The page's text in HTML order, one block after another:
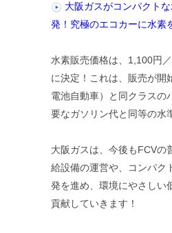
大阪ガスがコンパクト
発！究極のエコカーに水素
水素販売価格は、1,100円／
に決定！これは、販売が開
電池自動車）と同クラスの
要なガソリン代と同等の水
大阪ガスは、今後もFCVの
給設備の運営や、コンパク
発を進め、環境にやさしい
貢献していきます！